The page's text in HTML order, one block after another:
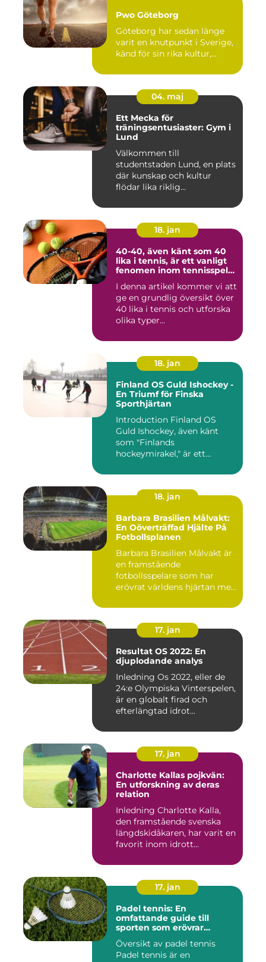
Pwo Göteborg
Göteborg har sedan länge
varit en knutpunkt i Sverige,
känd för sin rika kultur,...
04. maj
Ett Mecka för
träningsentusiaster: Gym i
Lund
Välkommen till
studentstaden Lund, en plats
där kunskap och kultur
flödar lika riklig...
18. jan
40-40, även känt som 40
lika i tennis, är ett vanligt
fenomen inom tennisspelet
spännande och
frustrerande för spelare
och fans
I denna artikel kommer vi att
ge en grundlig översikt över
40 lika i tennis och utforska
olika typer...
18. jan
Finland OS Guld Ishockey -
En Triumf för Finska
Sporthjärtan
Introduction Finland OS
Guld Ishockey, även känt
som "Finlands
hockeymirakel," är ett
18. jan
Barbara Brasilien Målvakt:
En Oöverträffad Hjälte På
Fotbollsplanen
Barbara Brasilien Målvakt är
en framstående
fotbollsspelare som har
erövrat världens hjärtan med
17. jan
Resultat OS 2022: En
djuplodande analys
Inledning Os 2022, eller de
24:e Olympiska Vinterspelen,
är en globalt firad och
efterlängtad idrot...
17. jan
Charlotte Kallas pojkvän:
En utforskning av deras
relation
Inledning Charlotte Kalla,
den framstående svenska
längdskidåkaren, har varit en
favorit inom idrott...
17. jan
Padel tennis: En
omfattande guide till
sporten som erövrar
världen
Översikt av padel tennis
Padel tennis är en